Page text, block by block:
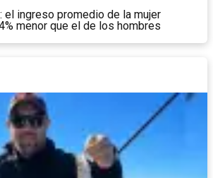
el ingreso promedio de la mujer
menor que el de los hombres